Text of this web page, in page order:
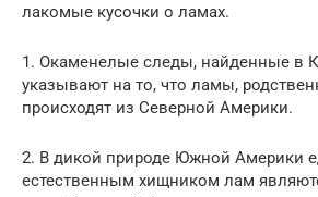
лакомые кусочки о ламах.
1. Окаменелые следы, найденные в
указывают на то, что ламы,
происходят из Северной Америки.
2. В дикой природе Южной Америки
естественным хищником лам